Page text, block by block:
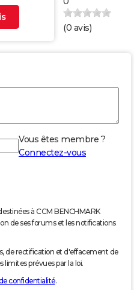
(0 avis)
Vous êtes membre ?
Connectez-vous
à CCM BENCHMARK
de ses forums et les notifications
de rectification et d'effacement de
limites prévues par la loi.
confidentialité.